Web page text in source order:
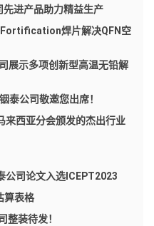
先进产品助力精益生产
焊片解决QFN空
展示多项创新型高温无铅解
泰公司敬邀您出席！
来西亚分会颁发的杰出行业
公司论文入选ICEPT2023
算表格
整装待发！